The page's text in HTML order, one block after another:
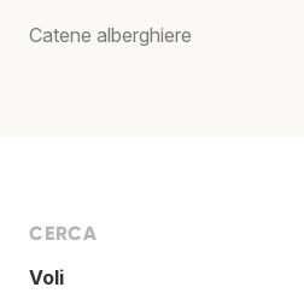
Catene alberghiere
CERCA
Voli